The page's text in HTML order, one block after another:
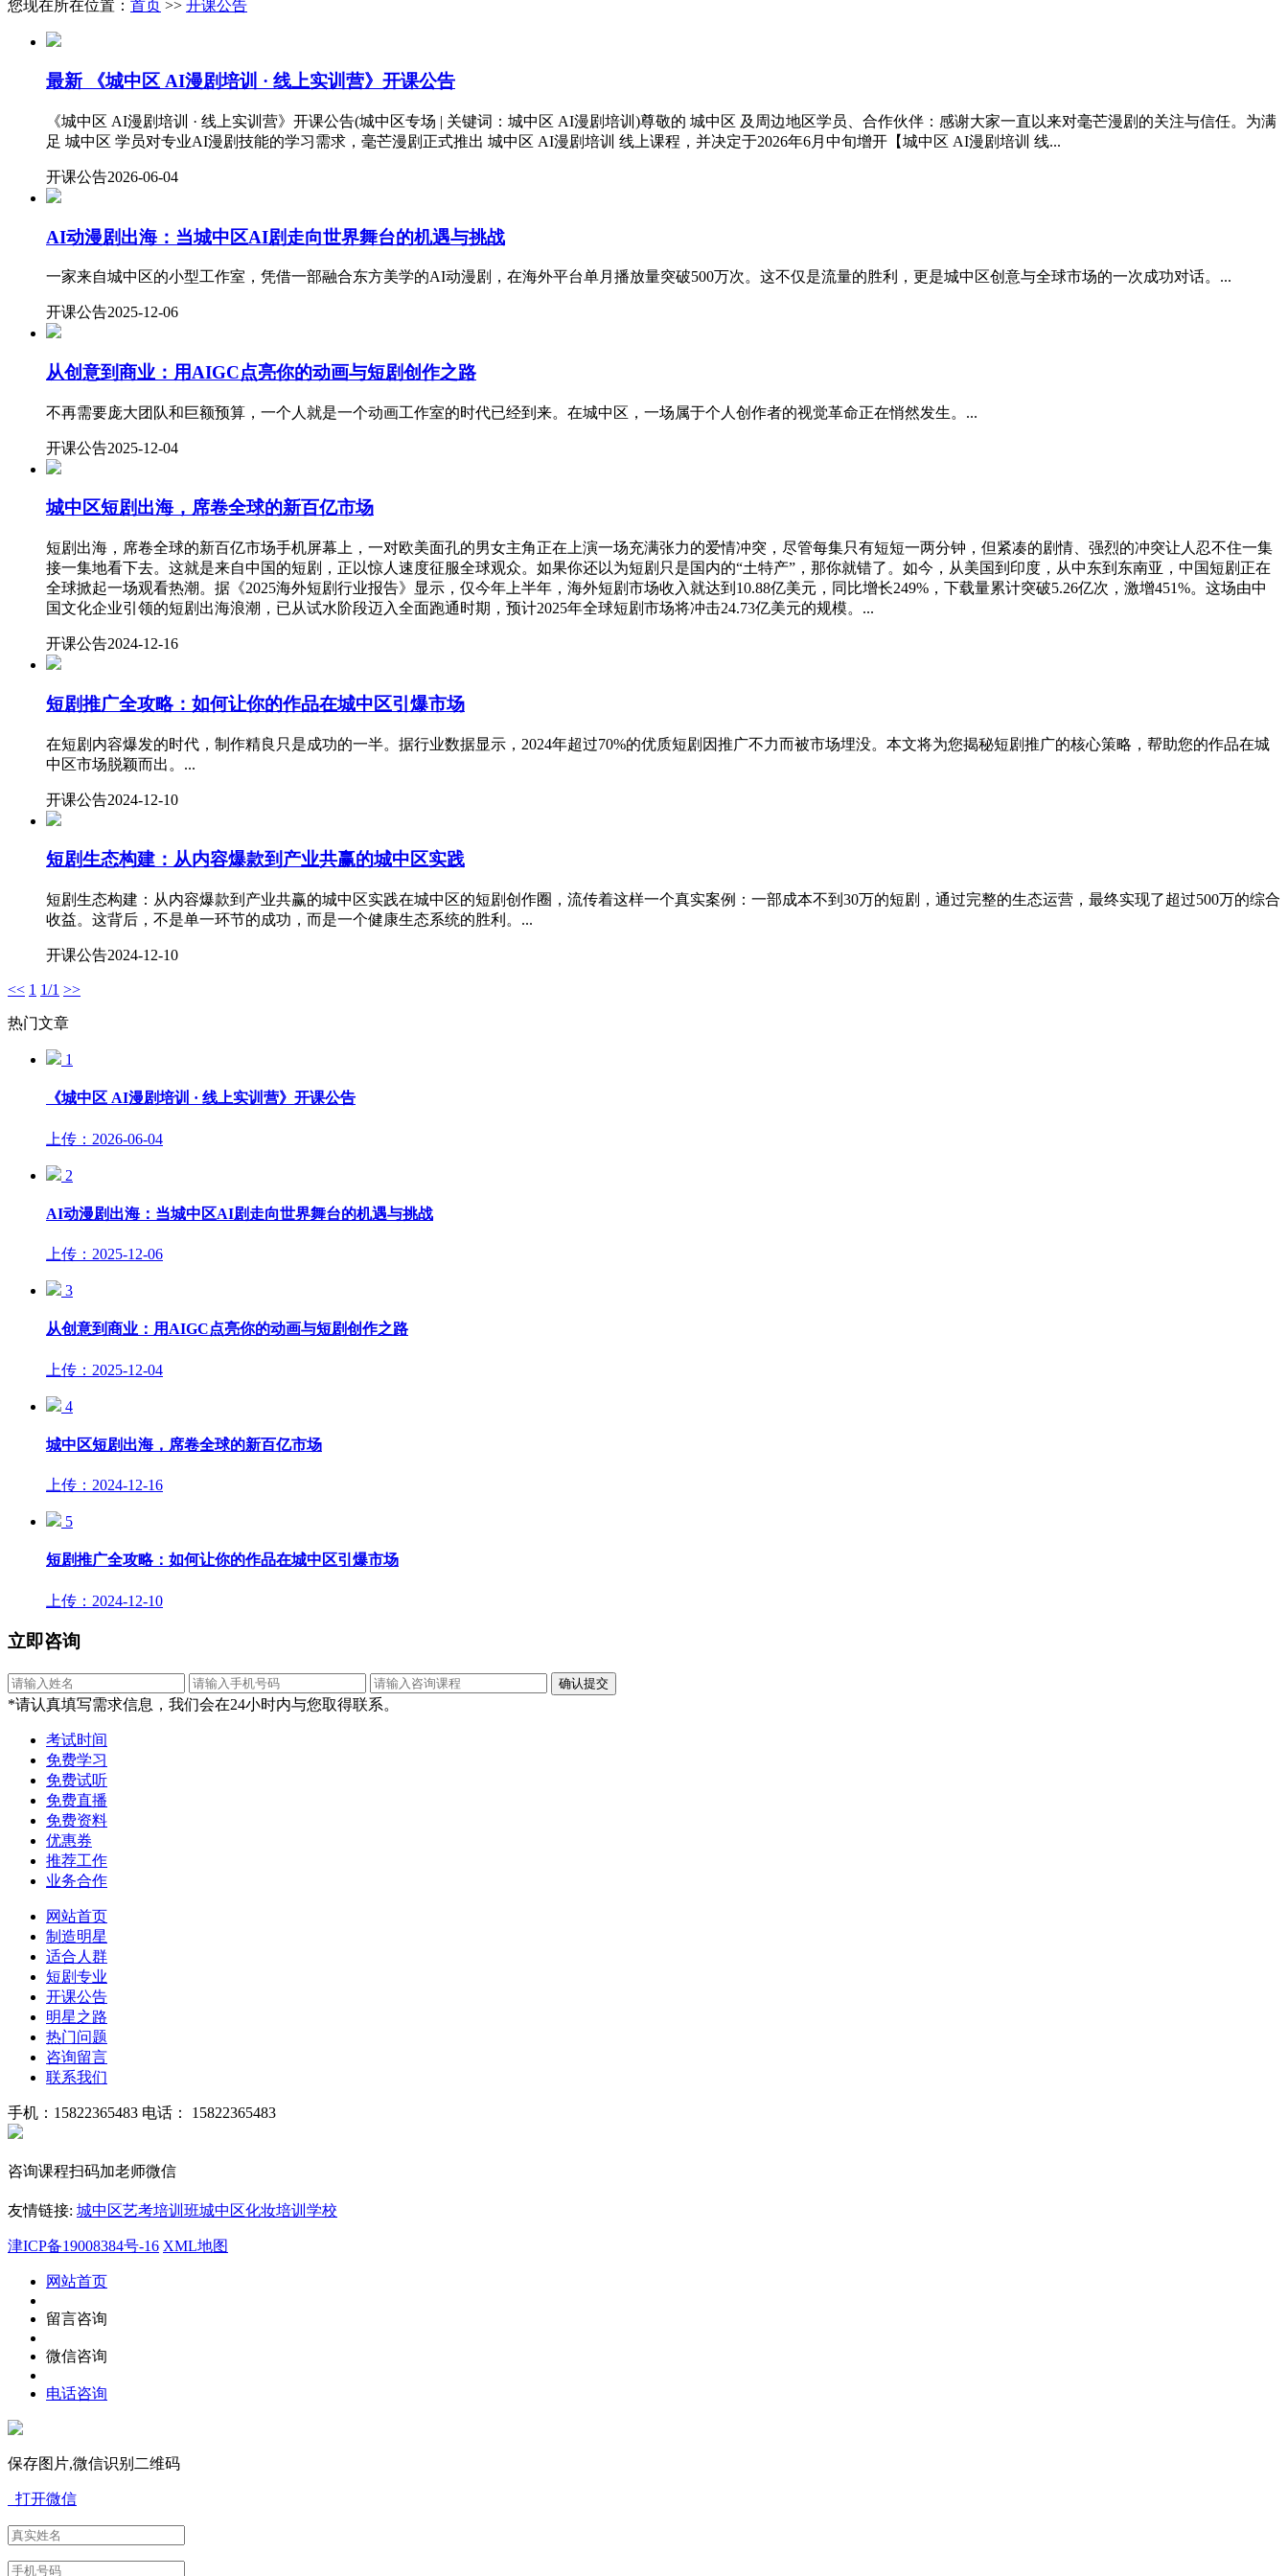
您现在所在位置： 首页 >> 开课公告
最新 《城中区 AI漫剧培训 · 线上实训营》开课公告
《城中区 AI漫剧培训 · 线上实训营》开课公告(城中区专场 | 关键词：城中区 AI漫剧培训)尊敬的 城中区 及周边地区学员、合作伙伴：感谢大家一直以来对毫芒漫剧的关注与信任。为满
足 城中区 学员对专业AI漫剧技能的学习需求，毫芒漫剧正式推出 城中区 AI漫剧培训 线上课程，并决定于2026年6月中旬增开【城中区 AI漫剧培训 线...
开课公告2026-06-04
AI动漫剧出海：当城中区AI剧走向世界舞台的机遇与挑战
一家来自城中区的小型工作室，凭借一部融合东方美学的AI动漫剧，在海外平台单月播放量突破500万次。这不仅是流量的胜利，更是城中区创意与全球市场的一次成功对话。...
开课公告2025-12-06
从创意到商业：用AIGC点亮你的动画与短剧创作之路
不再需要庞大团队和巨额预算，一个人就是一个动画工作室的时代已经到来。在城中区，一场属于个人创作者的视觉革命正在悄然发生。...
开课公告2025-12-04
城中区短剧出海，席卷全球的新百亿市场
短剧出海，席卷全球的新百亿市场手机屏幕上，一对欧美面孔的男女主角正在上演一场充满张力的爱情冲突，尽管每集只有短短一两分钟，但紧凑的剧情、强烈的冲突让人忍不住一集
接一集地看下去。这就是来自中国的短剧，正以惊人速度征服全球观众。如果你还以为短剧只是国内的“土特产”，那你就错了。如今，从美国到印度，从中东到东南亚，中国短剧正在
全球掀起一场观看热潮。据《2025海外短剧行业报告》显示，仅今年上半年，海外短剧市场收入就达到10.88亿美元，同比增长249%，下载量累计突破5.26亿次，激增451%。这场由中
国文化企业引领的短剧出海浪潮，已从试水阶段迈入全面跑通时期，预计2025年全球短剧市场将冲击24.73亿美元的规模。...
开课公告2024-12-16
短剧推广全攻略：如何让你的作品在城中区引爆市场
在短剧内容爆发的时代，制作精良只是成功的一半。据行业数据显示，2024年超过70%的优质短剧因推广不力而被市场埋没。本文将为您揭秘短剧推广的核心策略，帮助您的作品在城
中区市场脱颖而出。...
开课公告2024-12-10
短剧生态构建：从内容爆款到产业共赢的城中区实践
短剧生态构建：从内容爆款到产业共赢的城中区实践在城中区的短剧创作圈，流传着这样一个真实案例：一部成本不到30万的短剧，通过完整的生态运营，最终实现了超过500万的综合
收益。这背后，不是单一环节的成功，而是一个健康生态系统的胜利。...
开课公告2024-12-10
<< 1 1/1 >>
热门文章
1
《城中区 AI漫剧培训 · 线上实训营》开课公告
上传：2026-06-04
2
AI动漫剧出海：当城中区AI剧走向世界舞台的机遇与挑战
上传：2025-12-06
3
从创意到商业：用AIGC点亮你的动画与短剧创作之路
上传：2025-12-04
4
城中区短剧出海，席卷全球的新百亿市场
上传：2024-12-16
5
短剧推广全攻略：如何让你的作品在城中区引爆市场
上传：2024-12-10
立即咨询
*请认真填写需求信息，我们会在24小时内与您取得联系。
考试时间
免费学习
免费试听
免费直播
免费资料
优惠券
推荐工作
业务合作
网站首页
制造明星
适合人群
短剧专业
开课公告
明星之路
热门问题
咨询留言
联系我们
手机：15822365483 电话： 15822365483
咨询课程扫码加老师微信
友情链接: 城中区艺考培训班城中区化妆培训学校
津ICP备19008384号-16 XML地图
网站首页
留言咨询
微信咨询
电话咨询
保存图片,微信识别二维码
打开微信